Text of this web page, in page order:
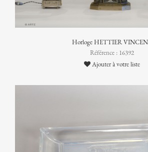
Horloge HETTIER
Référence : 16392
Ajouter à votre liste